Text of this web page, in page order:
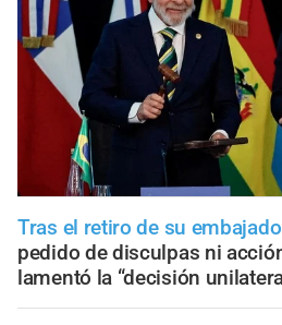
Tras el retiro de su
pedido de disculpas ni
lamentó la “decisión